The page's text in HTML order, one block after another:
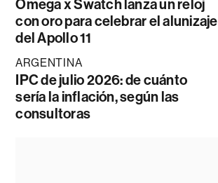
Omega x Swatch lanza un reloj
con oro para celebrar el alunizaje
del Apollo 11
ARGENTINA
IPC de julio 2026: de cuánto
sería la inflación, según las
consultoras